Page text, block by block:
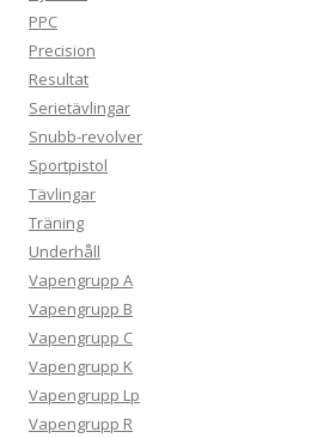
PPC
Precision
Resultat
Serietävlingar
Snubb-revolver
Sportpistol
Tävlingar
Träning
Underhåll
Vapengrupp A
Vapengrupp B
Vapengrupp C
Vapengrupp K
Vapengrupp Lp
Vapengrupp R